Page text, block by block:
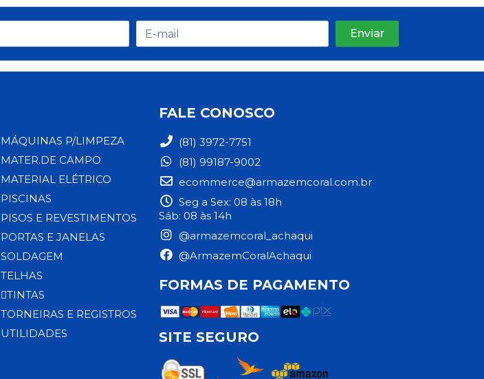
MÁQUINAS P/LIMPEZA
MATER.DE CAMPO
MATERIAL ELÉTRICO
PISCINAS
PISOS E REVESTIMENTOS
PORTAS E JANELAS
SOLDAGEM
TELHAS
TINTAS
TORNEIRAS E REGISTROS
UTILIDADES
FALE CONOSCO
(81) 3972-7751
(81) 99187-9002
ecommerce@armazemcoral.com.br
Seg a Sex: 08 às 18h
Sáb: 08 às 14h
@armazemcoral_achaqui
@ArmazemCoralAchaqui
FORMAS DE PAGAMENTO
SITE SEGURO